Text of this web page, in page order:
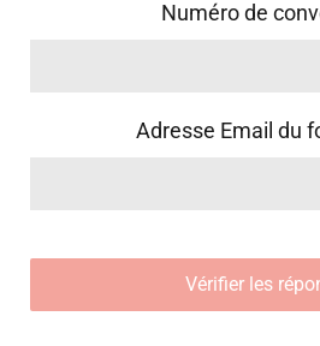
Numéro de
Adresse Email du
Vérifier les